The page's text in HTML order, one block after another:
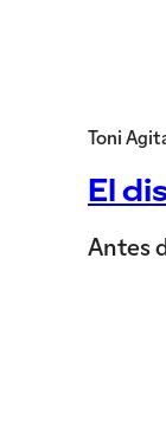
Toni
El
Antes